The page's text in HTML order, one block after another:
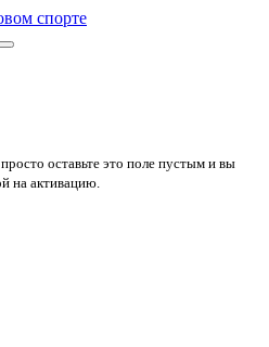
оставьте это поле пустым и вы
на активацию.